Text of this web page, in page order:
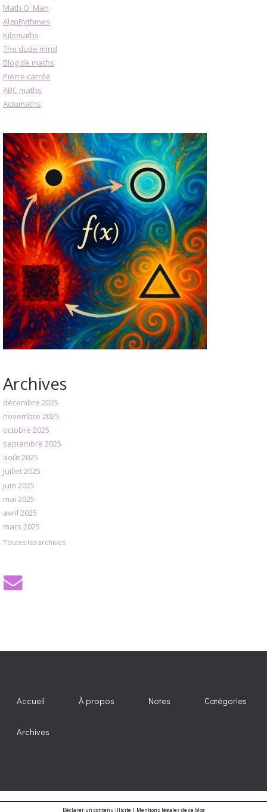
Math O' Man
AlgoRythmes
Kilomaths
The dude mind
Blog de maths
Pierre carrée
ABC maths
Actumaths
Archives
décembre 2025
novembre 2025
octobre 2025
septembre 2025
août 2025
juillet 2025
juin 2025
mai 2025
avril 2025
mars 2025
Toutes les archives
Accueil À propos Notes Catégories
Archives
Déclarer un contenu illicite| Mentions légales de ce blog